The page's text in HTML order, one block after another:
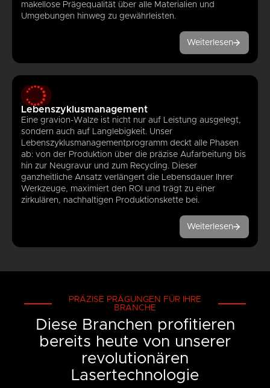
makellose Prägequalität über alle Materialien und
Umgebungen hinweg zu gewährleisten.
Weiterlesen
Lebenszyklusmanagement
Eine gravion-Walze ist nicht nur auf Leistung ausgelegt,
sondern auch auf Langlebigkeit. Unser
Lebenszyklusmanagementprogramm deckt alle Phasen
ab: von der Produktion über die präzise Aufarbeitung bis
hin zur Neugravur und zum Recycling. Dieser
ganzheitliche Ansatz verlängert die Lebensdauer Ihrer
Werkzeuge, maximiert den ROI und trägt zu einer
zirkulären, nachhaltigen Produktionskette bei.
Weiterlesen
PRÄZISE PRÄGUNGEN FÜR IHRE
BRANCHE
Diese Branchen profitieren
bereits heute von unserer
revolutionären
Lasertechnologie